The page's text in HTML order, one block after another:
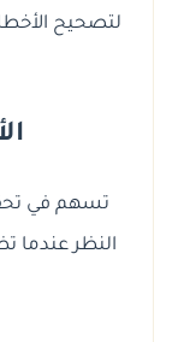
لتصحيح
تسهم في
النظر عندما